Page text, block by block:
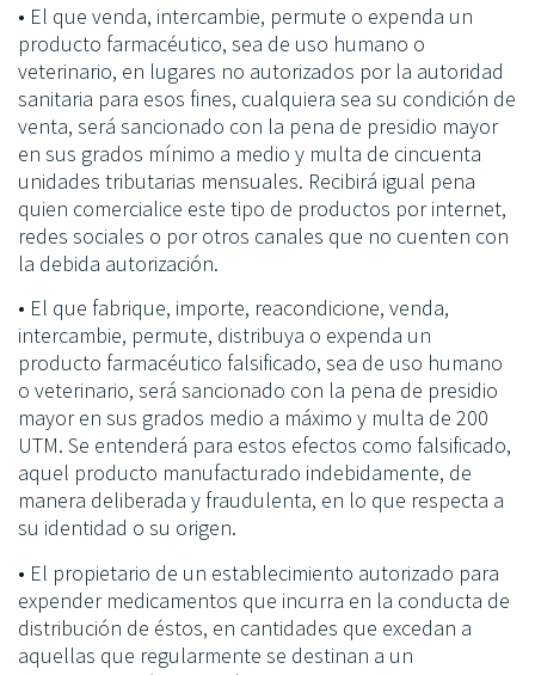
• El que venda, intercambie, permute o expenda un
producto farmacéutico, sea de uso humano o
veterinario, en lugares no autorizados por la autoridad
sanitaria para esos fines, cualquiera sea su condición de
venta, será sancionado con la pena de presidio mayor
en sus grados mínimo a medio y multa de cincuenta
unidades tributarias mensuales. Recibirá igual pena
quien comercialice este tipo de productos por internet,
redes sociales o por otros canales que no cuenten con
la debida autorización.
• El que fabrique, importe, reacondicione, venda,
intercambie, permute, distribuya o expenda un
producto farmacéutico falsificado, sea de uso humano
o veterinario, será sancionado con la pena de presidio
mayor en sus grados medio a máximo y multa de 200
UTM. Se entenderá para estos efectos como falsificado,
aquel producto manufacturado indebidamente, de
manera deliberada y fraudulenta, en lo que respecta a
su identidad o su origen.
• El propietario de un establecimiento autorizado para
expender medicamentos que incurra en la conducta de
distribución de éstos, en cantidades que excedan a
aquellas que regularmente se destinan a un